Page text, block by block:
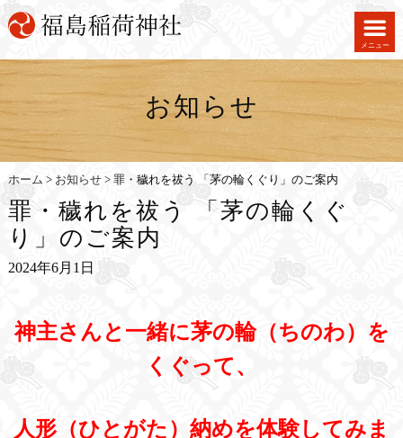
メニュー
お知らせ
ホーム > お知らせ> 罪・穢れを祓う 「茅の輪くぐり」のご案内
罪・穢れを祓う 「茅の輪くぐ
り」のご案内
2024年6月1日
神主さんと一緒に茅の輪（ちのわ）を
くぐって、
人形（ひとがた）納めを体験してみま